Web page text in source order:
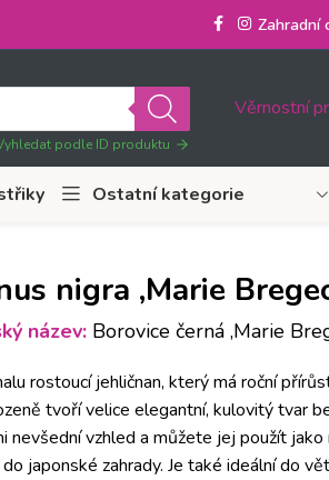
Zahradní
podle ID produktu
Věrnostní
Ostatní kategorie
nigra ‚Marie
název: Borovice černá ‚Marie
rostoucí jehličnan, který má roční
tvoří velice elegantní, kulovitý tvar
nevšední vzhled a můžete jej použít
japonské zahrady. Je také ideální do